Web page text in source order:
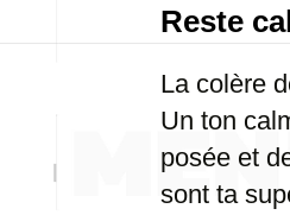
Reste
La colère
Un ton
posée et
sont ta